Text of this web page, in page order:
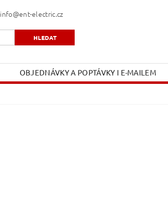
info@ent-electric.cz
OBJEDNÁVKY A POPTÁVKY I E-MAILEM